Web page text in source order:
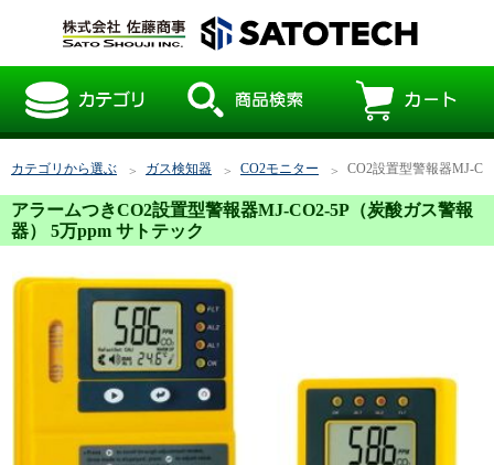
カテゴリから選ぶ ガス検知器 CO2モニター CO2設置型警報器MJ-
アラームつきCO2設置型警報器MJ-CO2-5P（炭酸ガス警報
器） 5万ppm サトテック